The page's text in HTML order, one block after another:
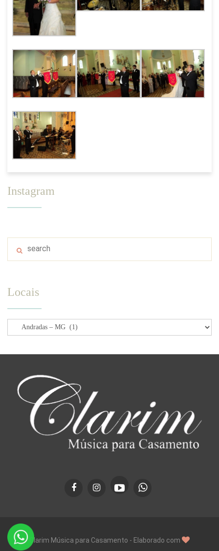
Instagram
Locais
Clarim Música para Casamento - Elaborado com